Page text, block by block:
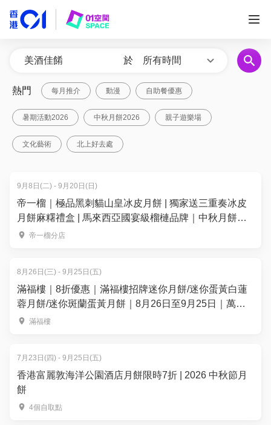
於 所有時間
熱門 每月推介 動漫 自助餐優惠
暑期活動2026 中秋月餅2026 親子遊樂場
文化藝術 北上好去處
9月8日(二) - 9月20日(日)
帝一榴｜極品黑刺貓山皇冰皮月餅 | 獨家送三重奏冰皮
月餅麻糬禮盒 | 馬來西亞國宴級榴槤品牌｜中秋月餅
2026帝一榴分店
8月26日(三) - 9月25日(五)
滿福樓｜8折優惠｜滿福樓招牌迷你月餅/迷你蛋黃白蓮
蓉月餅/迷你斑蘭蛋黃月餅｜8月26日至9月25日｜萬麗
海景酒店滿福樓
滿福樓
7月23日(四) - 9月25日(五)
香港富麗敦海洋公園酒店月餅限時7折 | 2026 中秋節月
餅
4個自取點